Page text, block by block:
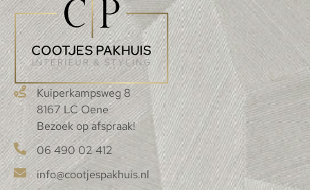
Kuiperkampsweg 8
8167 LC Oene
Bezoek op afspraak!
06 490 02 412
info@cootjespakhuis.nl